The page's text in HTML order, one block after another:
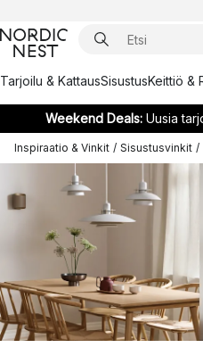
Tarjoilu & KattausSisustusKeittiö &
Weekend Deals:Uusia
Inspiraatio & Vinkit / Sisustusvinkit /